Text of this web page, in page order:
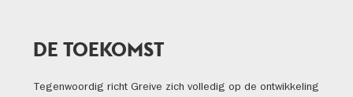
DE TOEKOMST
Tegenwoordig richt Greive zich volledig op de ontwikkeling